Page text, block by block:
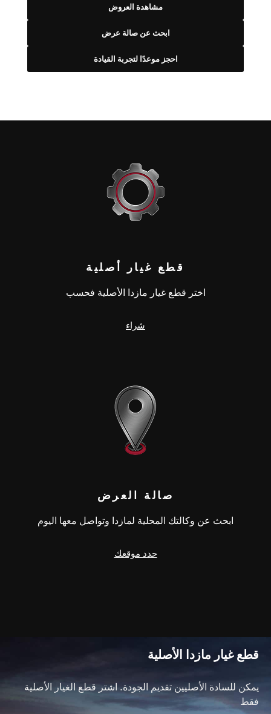
مشاهدة العروض
ابحث عن صالة عرض
احجز موعدًا لتجربة القيادة
قطع غيار أصلية
اختر قطع غيار مازدا الأصلية فحسب
شراء
صالة العرض
ابحث عن وكالتك المحلية لمازدا وتواصل معها اليوم
حدد موقعك
قطع غيار مازدا الأصلية
يمكن للسادة الأصليين تقديم الجودة. اشتر قطع الغيار الأصلية
فقط